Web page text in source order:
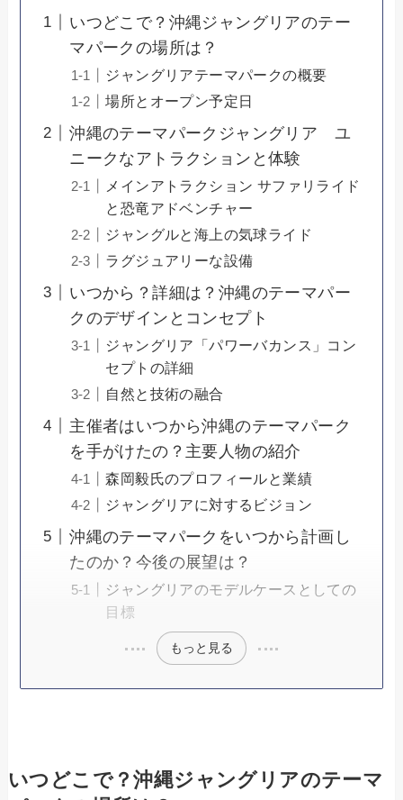
いつどこで？沖縄ジャングリアのテー
マパークの場所は？
ジャングリアテーマパークの概要
場所とオープン予定日
沖縄のテーマパークジャングリア ユ
ニークなアトラクションと体験
メインアトラクション サファリライド
と恐竜アドベンチャー
ジャングルと海上の気球ライド
ラグジュアリーな設備
いつから？詳細は？沖縄のテーマパー
クのデザインとコンセプト
ジャングリア「パワーバカンス」コン
セプトの詳細
自然と技術の融合
主催者はいつから沖縄のテーマパーク
を手がけたの？主要人物の紹介
森岡毅氏のプロフィールと業績
ジャングリアに対するビジョン
沖縄のテーマパークをいつから計画し
たのか？今後の展望は？
ジャングリアのモデルケースとしての
目標
もっと見る
いつどこで？沖縄ジャングリアのテーマ